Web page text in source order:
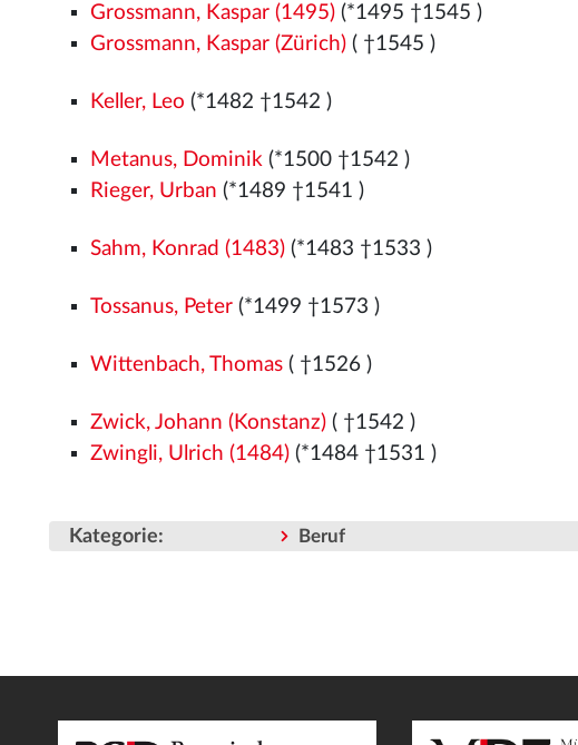
Grossmann, Kaspar (1495) (*1495 †1545 )
Grossmann, Kaspar (Zürich) ( †1545 )
Keller, Leo (*1482 †1542 )
Metanus, Dominik (*1500 †1542 )
Rieger, Urban (*1489 †1541 )
Sahm, Konrad (1483) (*1483 †1533 )
Tossanus, Peter (*1499 †1573 )
Wittenbach, Thomas ( †1526 )
Zwick, Johann (Konstanz) ( †1542 )
Zwingli, Ulrich (1484) (*1484 †1531 )
Kategorie: Beruf